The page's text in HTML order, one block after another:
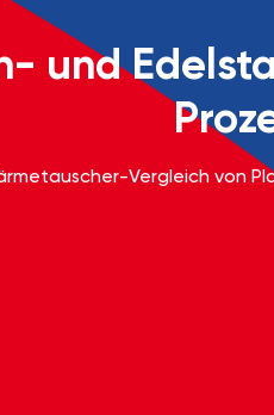
und
-Vergleich von